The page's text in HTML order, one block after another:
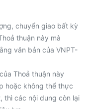
chuyển giao bất kỳ
thuận này mà
văn bản của VNPT-
Thoả thuận này
hoặc không thể thực
thì các nội dung còn lại